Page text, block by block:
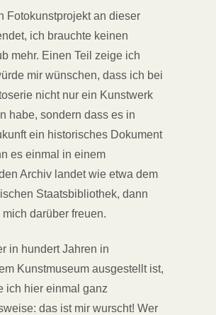
Fotokunstprojekt an dieser
ich brauchte keinen
mehr. Einen Teil zeige ich
mir wünschen, dass ich bei
nicht nur ein Kunstwerk
habe, sondern dass es in
ein historisches Dokument
es einmal in einem
Archiv landet wie etwa dem
Staatsbibliothek, dann
darüber freuen.
in hundert Jahren in
Kunstmuseum ausgestellt ist,
ich hier einmal ganz
das ist mir wurscht! Wer